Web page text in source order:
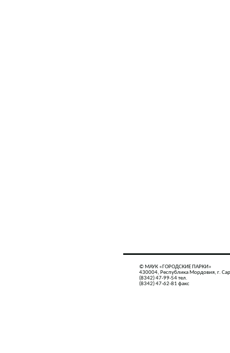
© МАУК «ГОРОДСКИЕ ПАРКИ»
430004, Республика Мордовия, г.
(8342) 47-99-54 тел.
(8342) 47-62-81 факс